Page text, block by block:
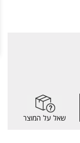
שאל על המוצר